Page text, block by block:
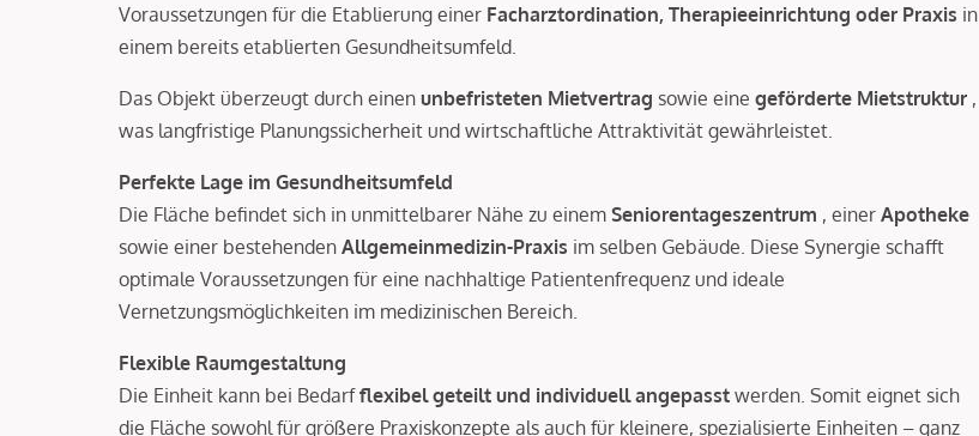
Voraussetzungen für die Etablierung einer Facharztordination, Therapieeinrichtung oder Praxis in
einem bereits etablierten Gesundheitsumfeld.
Das Objekt überzeugt durch einen unbefristeten Mietvertrag sowie eine geförderte Mietstruktur ,
was langfristige Planungssicherheit und wirtschaftliche Attraktivität gewährleistet.
Perfekte Lage im Gesundheitsumfeld
Die Fläche befindet sich in unmittelbarer Nähe zu einem Seniorentageszentrum , einer Apotheke
sowie einer bestehenden Allgemeinmedizin-Praxis im selben Gebäude. Diese Synergie schafft
optimale Voraussetzungen für eine nachhaltige Patientenfrequenz und ideale
Vernetzungsmöglichkeiten im medizinischen Bereich.
Flexible Raumgestaltung
Die Einheit kann bei Bedarfflexibel geteilt und individuell angepasst werden. Somit eignet sich
die Fläche sowohl für größere Praxiskonzepte als auch für kleinere, spezialisierte Einheiten – ganz